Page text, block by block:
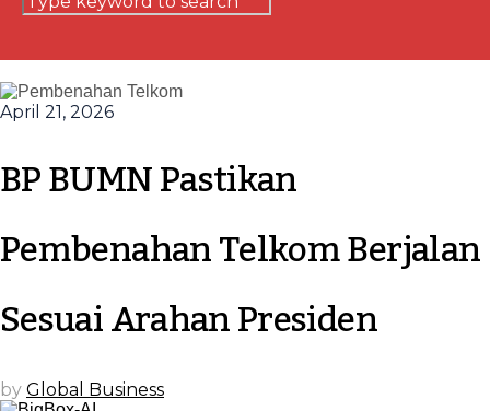
April 21, 2026
BP BUMN Pastikan
Pembenahan Telkom Berjalan
Sesuai Arahan Presiden
by Global Business